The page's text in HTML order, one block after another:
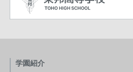
学園紹介